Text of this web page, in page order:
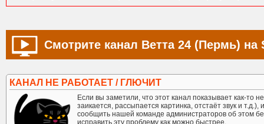
Смотрите канал Ветта 24 (Пермь) на
КАНАЛ НЕ РАБОТАЕТ / ГЛЮЧИТ
Если вы заметили, что этот канал показывает как-то
заикается, рассыпается картинка, отстаёт звук и
сообщить нашей команде администраторов об этом
исправить эту проблему как можно быстрее.